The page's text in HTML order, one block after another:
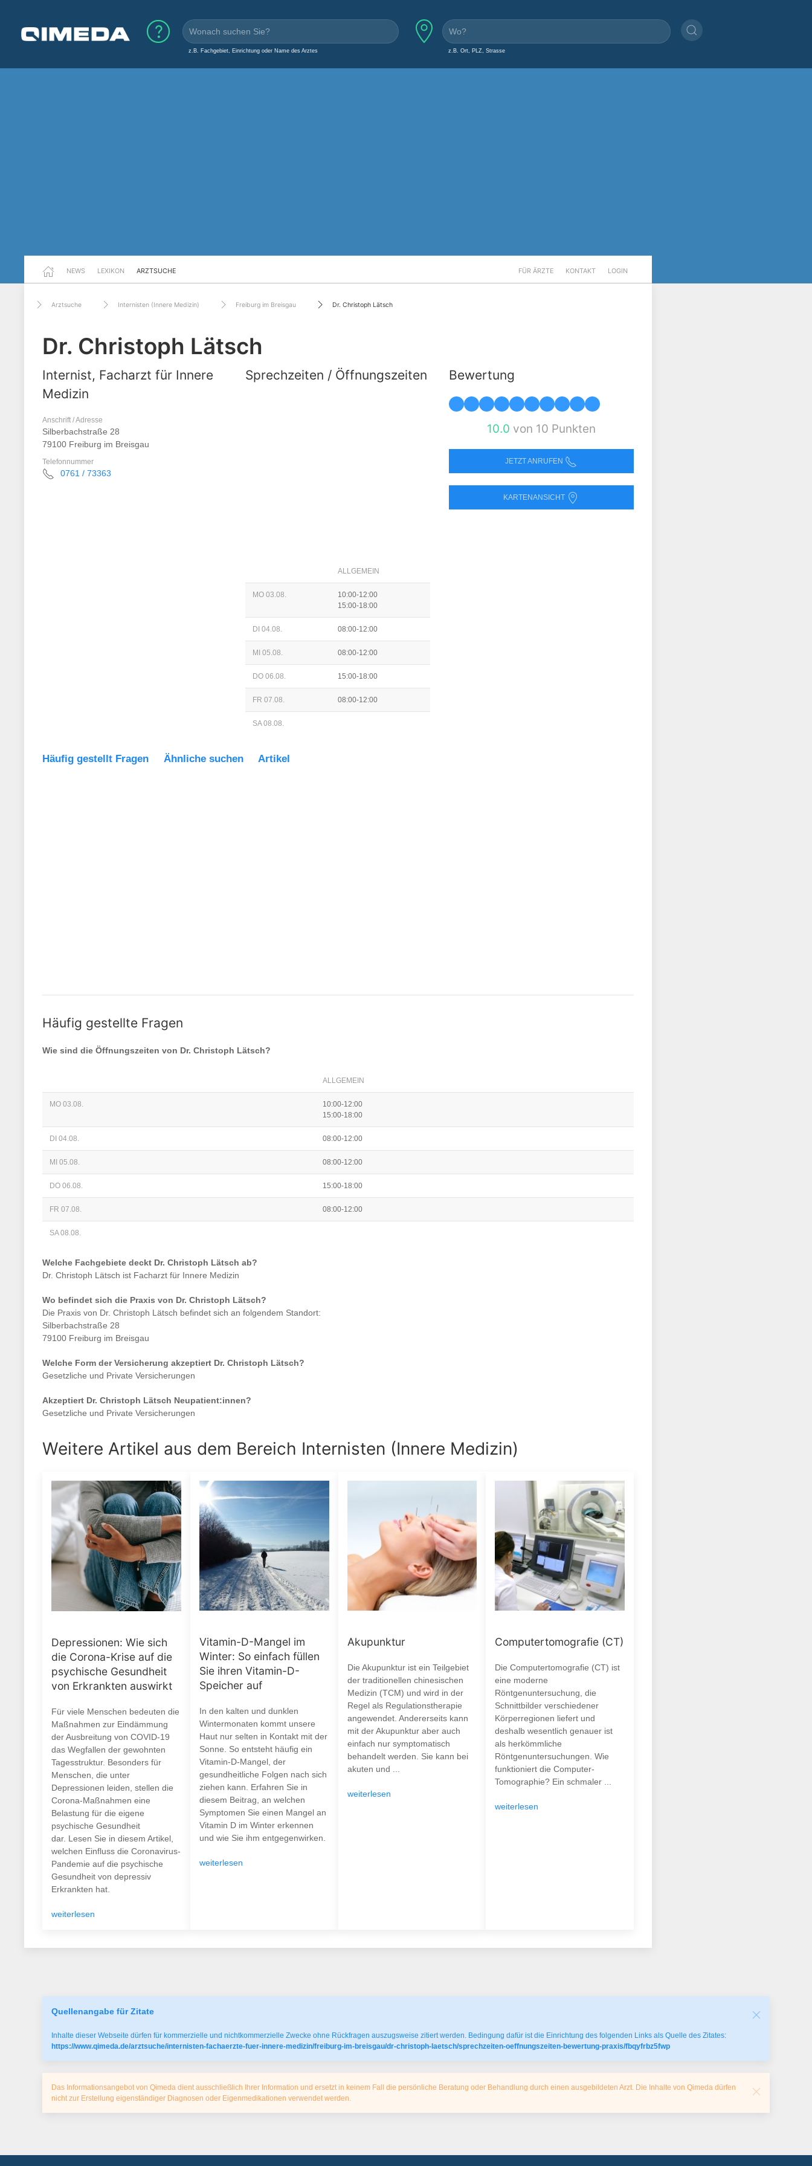
z.B. Fachgebiet, Einrichtung oder Name des Arztes z.B. Ort, PLZ, Strasse
NEWS LEXIKON ARZTSUCHE FÜR ÄRZTE KONTAKT LOGIN
Arztsuche Internisten (Innere Medizin) Freiburg im Breisgau Dr. Christoph Lätsch
Dr. Christoph Lätsch
Internist, Facharzt für Innere
Medizin
Anschrift / Adresse
Silberbachstraße 28
79100 Freiburg im Breisgau
Telefonnummer
0761 / 73363
Sprechzeiten / Öffnungszeiten
ALLGEMEIN
MO 03.08.
10:00-12:00
15:00-18:00
DI 04.08. 08:00-12:00
MI 05.08. 08:00-12:00
DO 06.08. 15:00-18:00
FR 07.08. 08:00-12:00
SA 08.08.
Bewertung
10.0 von 10 Punkten
JETZT ANRUFEN
KARTENANSICHT
Häufig gestellt Fragen Ähnliche suchen Artikel
Häufig gestellte Fragen
Wie sind die Öffnungszeiten von Dr. Christoph Lätsch?
ALLGEMEIN
MO 03.08.
10:00-12:00
15:00-18:00
DI 04.08. 08:00-12:00
MI 05.08. 08:00-12:00
DO 06.08. 15:00-18:00
FR 07.08. 08:00-12:00
SA 08.08.
Welche Fachgebiete deckt Dr. Christoph Lätsch ab?
Dr. Christoph Lätsch ist Facharzt für Innere Medizin
Wo befindet sich die Praxis von Dr. Christoph Lätsch?
Die Praxis von Dr. Christoph Lätsch befindet sich an folgendem Standort:
Silberbachstraße 28
79100 Freiburg im Breisgau
Welche Form der Versicherung akzeptiert Dr. Christoph Lätsch?
Gesetzliche und Private Versicherungen
Akzeptiert Dr. Christoph Lätsch Neupatient:innen?
Gesetzliche und Private Versicherungen
Weitere Artikel aus dem Bereich Internisten (Innere Medizin)
Depressionen: Wie sich
die Corona-Krise auf die
psychische Gesundheit
von Erkrankten auswirkt
Für viele Menschen bedeuten die
Maßnahmen zur Eindämmung
der Ausbreitung von COVID-19
das Wegfallen der gewohnten
Tagesstruktur. Besonders für
Menschen, die unter
Depressionen leiden, stellen die
Corona-Maßnahmen eine
Belastung für die eigene
psychische Gesundheit
dar. Lesen Sie in diesem Artikel,
welchen Einfluss die Coronavirus-
Pandemie auf die psychische
Gesundheit von depressiv
Erkrankten hat.
weiterlesen
Vitamin-D-Mangel im
Winter: So einfach füllen
Sie ihren Vitamin-D-
Speicher auf
In den kalten und dunklen
Wintermonaten kommt unsere
Haut nur selten in Kontakt mit der
Sonne. So entsteht häufig ein
Vitamin-D-Mangel, der
gesundheitliche Folgen nach sich
ziehen kann. Erfahren Sie in
diesem Beitrag, an welchen
Symptomen Sie einen Mangel an
Vitamin D im Winter erkennen
und wie Sie ihm entgegenwirken.
weiterlesen
Akupunktur
Die Akupunktur ist ein Teilgebiet
der traditionellen chinesischen
Medizin (TCM) und wird in der
Regel als Regulationstherapie
angewendet. Andererseits kann
mit der Akupunktur aber auch
einfach nur symptomatisch
behandelt werden. Sie kann bei
akuten und ...
weiterlesen
Computertomografie (CT)
Die Computertomografie (CT) ist
eine moderne
Röntgenuntersuchung, die
Schnittbilder verschiedener
Körperregionen liefert und
deshalb wesentlich genauer ist
als herkömmliche
Röntgenuntersuchungen. Wie
funktioniert die Computer-
Tomographie? Ein schmaler ...
weiterlesen
Quellenangabe für Zitate
Inhalte dieser Webseite dürfen für kommerzielle und nichtkommerzielle Zwecke ohne Rückfragen auszugsweise zitiert werden. Bedingung dafür ist die Einrichtung des folgenden Links als Quelle des Zitates:
https://www.qimeda.de/arztsuche/internisten-fachaerzte-fuer-innere-medizin/freiburg-im-breisgau/dr-christoph-laetsch/sprechzeiten-oeffnungszeiten-bewertung-praxis/fbqyfrbz5fwp
Das Informationsangebot von Qimeda dient ausschließlich Ihrer Information und ersetzt in keinem Fall die persönliche Beratung oder Behandlung durch einen ausgebildeten Arzt. Die Inhalte von Qimeda dürfen
nicht zur Erstellung eigenständiger Diagnosen oder Eigenmedikationen verwendet werden.